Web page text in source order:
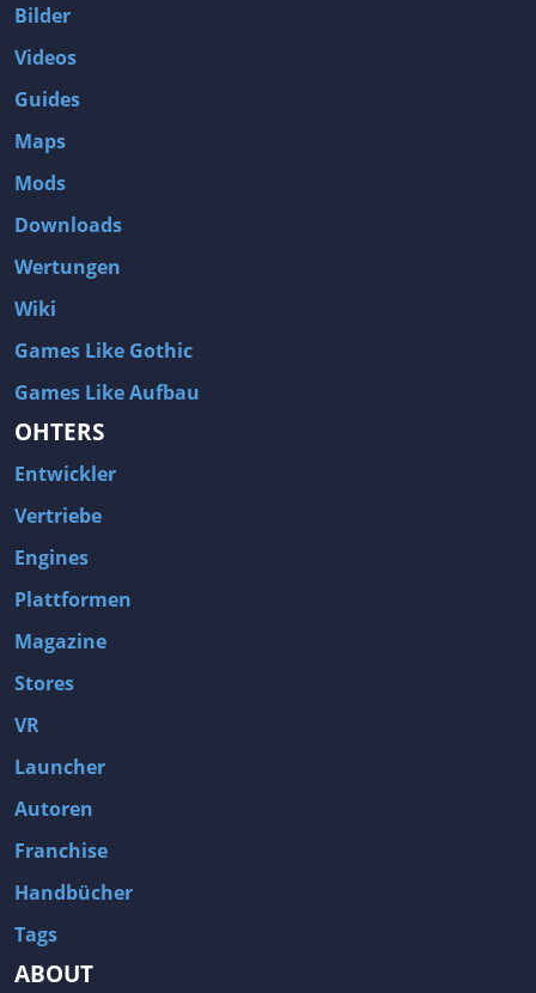
Bilder
Videos
Guides
Maps
Mods
Downloads
Wertungen
Wiki
Games Like Gothic
Games Like Aufbau
OHTERS
Entwickler
Vertriebe
Engines
Plattformen
Magazine
Stores
VR
Launcher
Autoren
Franchise
Handbücher
Tags
ABOUT